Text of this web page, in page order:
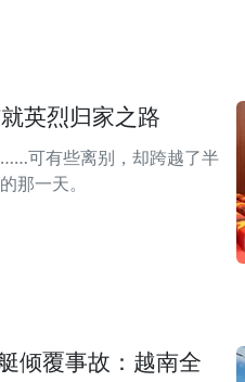
英烈归家之路
可有些离别，却跨越了半
那一天。
倾覆事故：越南全